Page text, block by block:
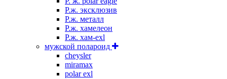
P.ж. эксклюзив
Р.ж. металл
P.ж. хамелеон
Р.ж. хам-exl
мужской полароид
cheysler
miramax
polar exl